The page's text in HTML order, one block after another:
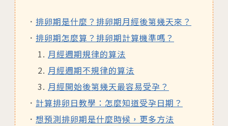
排卵期是什麼？排卵期月經後第幾天來？
排卵期怎麼算？排卵期計算機準嗎？
月經週期規律的算法
月經週期不規律的算法
月經開始後第幾天最容易受孕？
計算排卵日教學：怎麼知道受孕日期？
想預測排卵期是什麼時候，更多方法